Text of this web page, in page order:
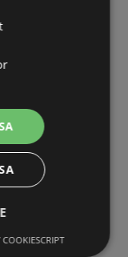
újságjai
itt: Győr
itt: Győr
itt: Győr